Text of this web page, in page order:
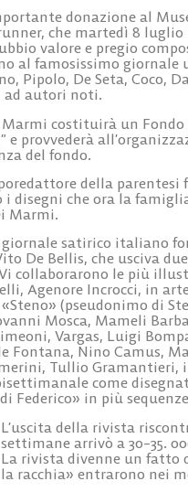
donazione al
che martedì 8
valore e pregio
al famosissimo giornale
Pipolo, De Seta, Coco,
autori noti.
costituirà un
e provvederà
del fondo.
della parentesi
disegni che ora la
Marmi.
giornale satirico italiano
De Bellis, che usciva
collaborarono le più
Agenore Incrocci, in
(pseudonimo di
Mosca, Mameli
Vargas, Luigi
Fontana, Nino Camus,
Tullio Gramantieri,
come
Federico» in più
L’uscita della rivista
settimane arrivò a 30–35.
La rivista divenne un fatto
la racchia» entrarono nei